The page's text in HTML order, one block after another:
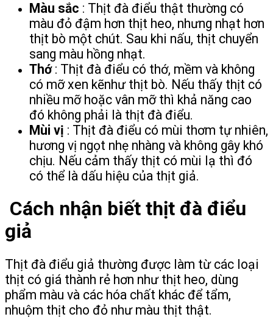
Màu sắc : Thịt đà điểu thật thường có
màu đỏ đậm hơn thịt heo, nhưng nhạt hơn
thịt bò một chút. Sau khi nấu, thịt chuyển
sang màu hồng nhạt.
Thớ: Thịt đà điểu có thớ, mềm và không
có mỡ xen kẽnhư thịt bò. Nếu thấy thịt có
nhiều mỡ hoặc vân mỡ thì khả năng cao
đó không phải là thịt đà điểu.
Mùi vị : Thịt đà điểu có mùi thơm tự nhiên,
hương vị ngọt nhẹ nhàng và không gây khó
chịu. Nếu cảm thấy thịt có mùi lạ thì đó
có thể là dấu hiệu của thịt giả.
Cách nhận biết thịt đà điểu
giả
Thịt đà điểu giả thường được làm từ các loại
thịt có giá thành rẻ hơn như thịt heo, dùng
phẩm màu và các hóa chất khác để tẩm,
nhuộm thịt cho đỏ như màu thịt thật.